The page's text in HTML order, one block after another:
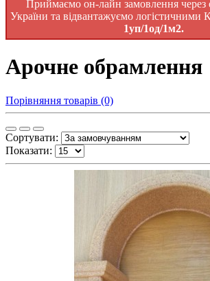
Приймаємо он-лайн замовлення через
України та відвантажуємо логістичними
1уп/1од/1м2.
Арочне обрамлення
Порівняння товарів (0)
Сортувати:
Показати: